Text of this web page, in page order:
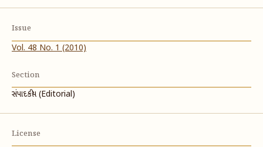
Issue
Vol. 48 No. 1 (2010)
Section
સંપાદકીય (Editorial)
License